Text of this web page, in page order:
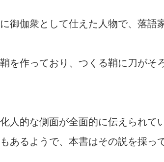
御伽衆として仕えた人物で、落語
を作っており、つくる鞘に刀がそ
人的な側面が全面的に伝えられて
あるようで、本書はその説を採っ